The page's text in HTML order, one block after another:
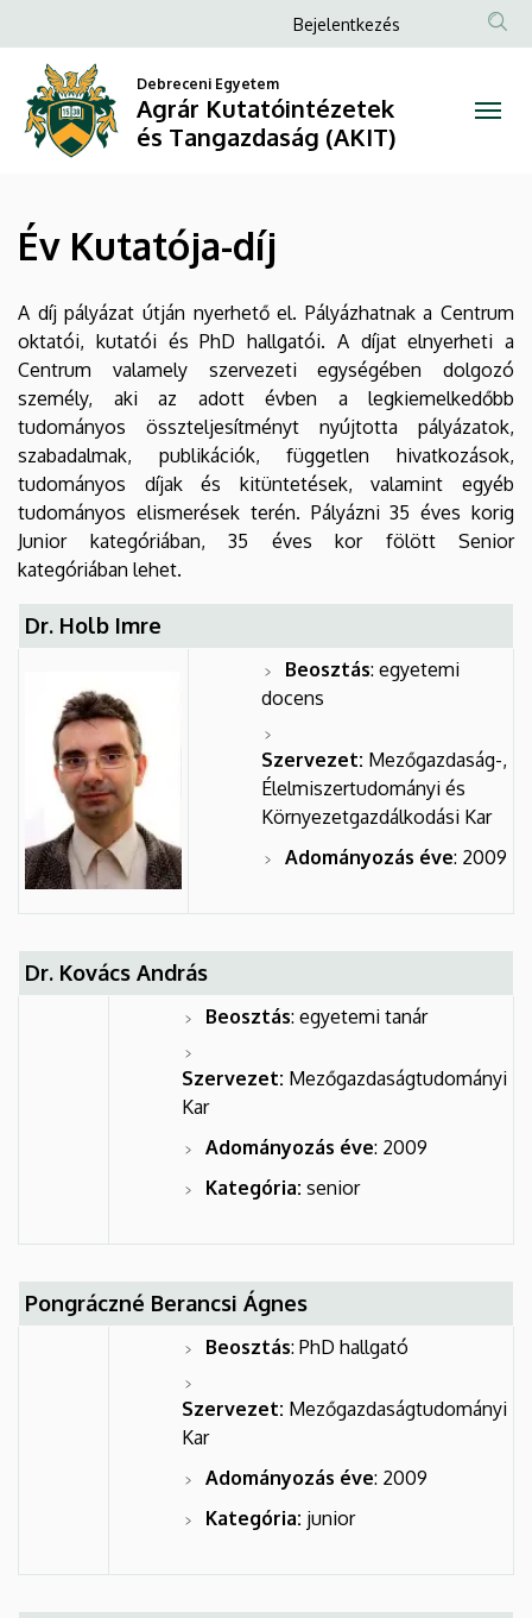
Kutatója-
díj
Agrár
Kutatóintézetek
és
Tangazdaság
(AKIT)
a
tartalomra
Anonim
fiók
menüje
Bejelentkezés
Debreceni Egyetem
Agrár Kutatóintézetek
és Tangazdaság (AKIT)
Év Kutatója-díj
A díj pályázat útján nyerhető el. Pályázhatnak a Centrum
oktatói, kutatói és PhD hallgatói. A díjat elnyerheti a
Centrum valamely szervezeti egységében dolgozó
személy, aki az adott évben a legkiemelkedőbb
tudományos összteljesítményt nyújtotta pályázatok,
szabadalmak, publikációk, független hivatkozások,
tudományos díjak és kitüntetések, valamint egyéb
tudományos elismerések terén. Pályázni 35 éves korig
Junior kategóriában, 35 éves kor fölött Senior
kategóriában lehet.
Dr. Holb Imre
Beosztás: egyetemi
docens
Szervezet: Mezőgazdaság-,
Élelmiszertudományi és
Környezetgazdálkodási Kar
Adományozás éve: 2009
Dr. Kovács András
Beosztás: egyetemi tanár
Szervezet: Mezőgazdaságtudományi
Kar
Adományozás éve: 2009
Kategória: senior
Pongráczné Berancsi Ágnes
Beosztás: PhD hallgató
Szervezet: Mezőgazdaságtudományi
Kar
Adományozás éve: 2009
Kategória: junior